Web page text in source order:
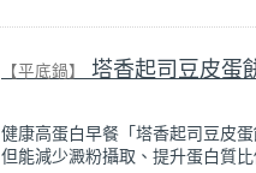
足！
【平底鍋】 塔香起司豆皮蛋
健康高蛋白早餐「塔香起司豆皮
但能減少澱粉攝取、提升蛋白質